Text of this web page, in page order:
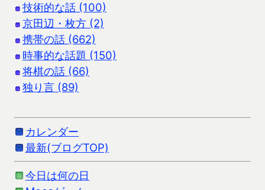
技術的な話 (100)
京田辺・枚方 (2)
携帯の話 (662)
時事的な話題 (150)
将棋の話 (66)
独り言 (89)
カレンダー
最新(ブログTOP)
今日は何の日